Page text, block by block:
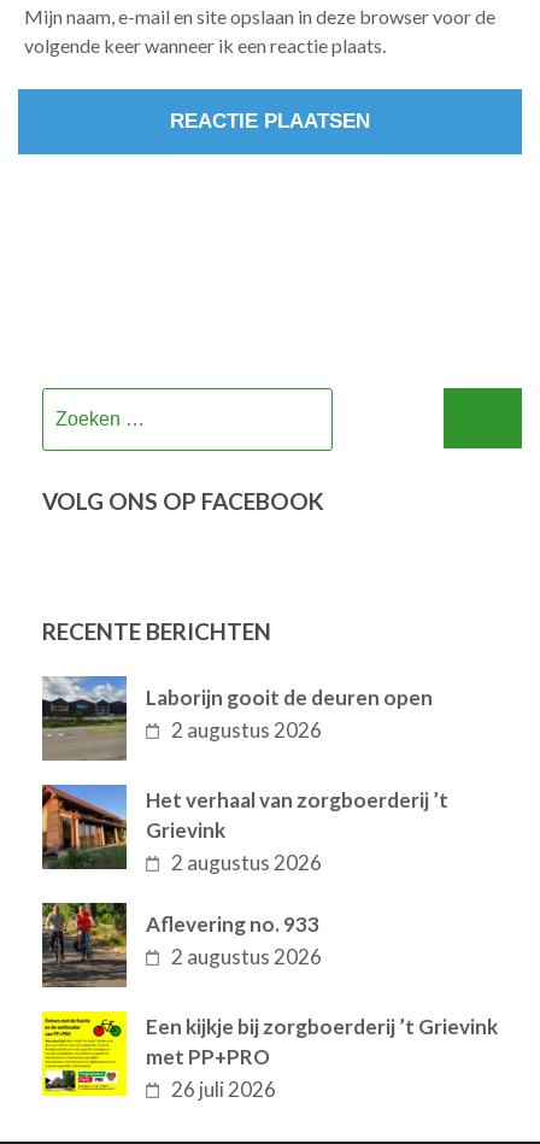
Mijn naam, e-mail en site opslaan in deze browser voor de
volgende keer wanneer ik een reactie plaats.
VOLG ONS OP FACEBOOK
RECENTE BERICHTEN
Laborijn gooit de deuren open
2 augustus 2026
Het verhaal van zorgboerderij ’t
Grievink
2 augustus 2026
Aflevering no. 933
2 augustus 2026
Een kijkje bij zorgboerderij ’t Grievink
met PP+PRO
26 juli 2026